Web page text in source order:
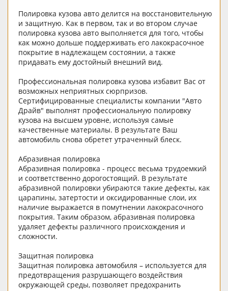
Полировка кузова авто делится на восстановительную
и защитную. Как в первом, так и во втором случае
полировка кузова авто выполняется для того, чтобы
как можно дольше поддерживать его лакокрасочное
покрытие в надлежащем состоянии, а также
придавать ему достойный внешний вид.
Профессиональная полировка кузова избавит Вас от
возможных неприятных сюрпризов.
Сертифицированные специалисты компании "Авто
Драйв" выполнят профессиональную полировку
кузова на высшем уровне, используя самые
качественные материалы. В результате Ваш
автомобиль снова обретет утраченный блеск.
Абразивная полировка
Абразивная полировка - процесс весьма трудоемкий
и соответственно дорогостоящий. В результате
абразивной полировки убираются такие дефекты, как
царапины, затертости и оксидированные слои, их
наличие выражается в помутнении лакокрасочного
покрытия. Таким образом, абразивная полировка
удаляет дефекты различного происхождения и
сложности.
Защитная полировка
Защитная полировка автомобиля – используется для
предотвращения разрушающего воздействия
окружающей среды, позволяет предохранить